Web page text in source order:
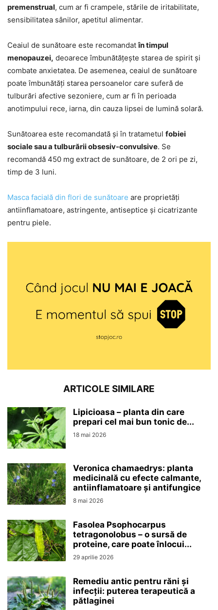
premenstrual, cum ar fi crampele, stările de iritabilitate,
sensibilitatea sânilor, apetitul alimentar.
Ceaiul de sunătoare este recomandatîn timpul
menopauzei, deoarece îmbunătățește starea de spirit și
combate anxietatea. De asemenea, ceaiul de sunătoare
poate îmbunătăți starea persoanelor care suferă de
tulburări afective sezoniere, cum ar fi în perioada
anotimpului rece, iarna, din cauza lipsei de lumină solară.
Sunătoarea este recomandată și în tratametul fobiei
sociale sau a tulburării obsesiv-convulsive. Se
recomandă 450 mg extract de sunătoare, de 2 ori pe zi,
timp de 3 luni.
Masca facială din flori de sunătoare are proprietăți
antiinflamatoare, astringente, antiseptice și cicatrizante
pentru piele.
ARTICOLE SIMILARE
Lipicioasa – planta din care
prepari cel mai bun tonic de...
18 mai 2026
Veronica chamaedrys: planta
medicinală cu efecte calmante,
antiinflamatoare și antifungice
8 mai 2026
Fasolea Psophocarpus
tetragonolobus – o sursă de
proteine, care poate înlocui...
29 aprilie 2026
Remediu antic pentru răni și
infecții: puterea terapeutică a
pătlaginei